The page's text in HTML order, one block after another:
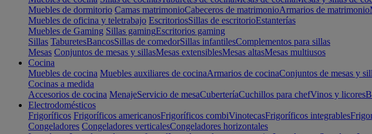
Muebles de dormitorio Camas matrimonioCabeceros de matrimonioArmarios de matrimonio
Muebles de oficina y teletrabajo EscritoriosSillas de escritorioEstanterías
Muebles de Gaming Sillas gamingEscritorios gaming
Sillas TaburetesBancosSillas de comedorSillas infantilesComplementos para sillas
Mesas Conjuntos de mesas y sillasMesas extensiblesMesas altasMesas multiusos
Cocina
Muebles de cocina Muebles auxiliares de cocinaArmarios de cocinaConjuntos de mesas y
Cocinas a medida
Accesorios de cocina MenajeServicio de mesaCuberteríaCuchillos para chefVinos y licores
Electrodomésticos
Frigoríficos Frigoríficos americanosFrigoríficos combiVinotecasFrigoríficos integrables
Congeladores Congeladores verticalesCongeladores horizontales